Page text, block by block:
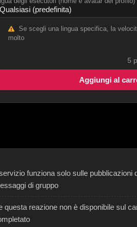
Se scegli una lingua specifica, la
molto
5
Aggiungi al
funziona solo sulle pubblicazioni
di gruppo
questa reazione non è disponibile sul